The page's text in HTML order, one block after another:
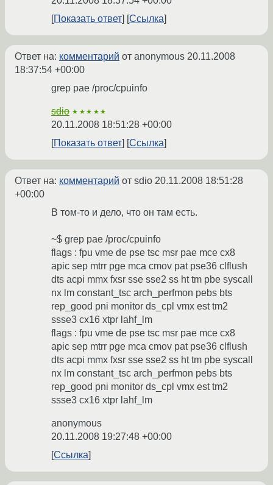
Показать ответ
Ссылка
Ответ на: комментарий от anonymous 20.11.2008
18:37:54 +00:00
grep pae /proc/cpuinfo
sdio ★★★★★
20.11.2008 18:51:28 +00:00
Показать ответ
Ссылка
Ответ на: комментарий от sdio 20.11.2008 18:51:28
+00:00
В том-то и дело, что он там есть.
~$ grep pae /proc/cpuinfo
flags : fpu vme de pse tsc msr pae mce cx8
apic sep mtrr pge mca cmov pat pse36 clflush
dts acpi mmx fxsr sse sse2 ss ht tm pbe syscall
nx lm constant_tsc arch_perfmon pebs bts
rep_good pni monitor ds_cpl vmx est tm2
ssse3 cx16 xtpr lahf_lm
flags : fpu vme de pse tsc msr pae mce cx8
apic sep mtrr pge mca cmov pat pse36 clflush
dts acpi mmx fxsr sse sse2 ss ht tm pbe syscall
nx lm constant_tsc arch_perfmon pebs bts
rep_good pni monitor ds_cpl vmx est tm2
ssse3 cx16 xtpr lahf_lm
anonymous
20.11.2008 19:27:48 +00:00
Ссылка